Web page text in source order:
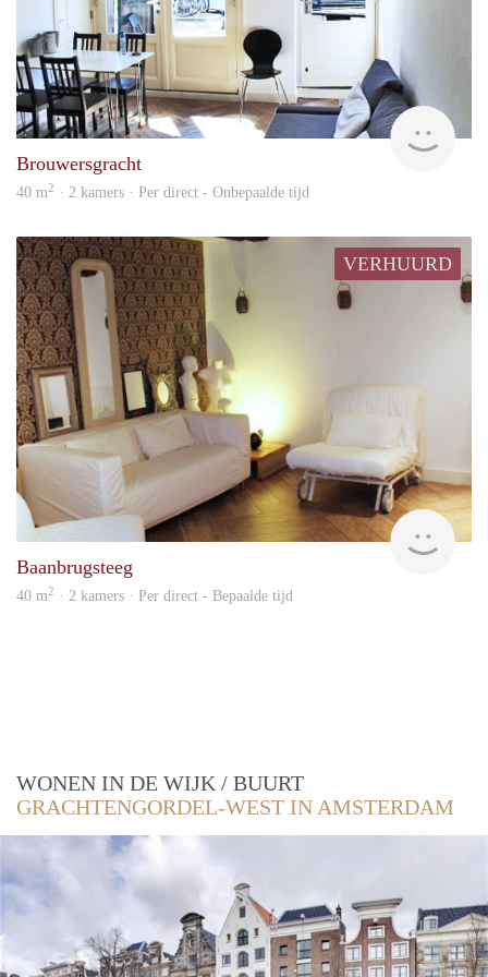
Brouwersgracht
40 m2 · 2 kamers · Per direct - Onbepaalde tijd
VERHUURD
Gigi
Baanbrugsteeg
40 m2 · 2 kamers · Per direct - Bepaalde tijd
WONEN IN DE WIJK / BUURT
GRACHTENGORDEL-WEST IN AMSTERDAM